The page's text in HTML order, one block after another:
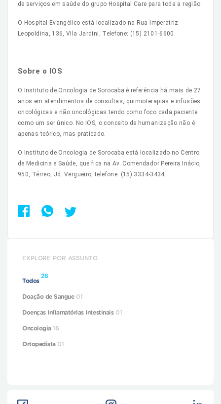
de serviços em saúde do grupo Hospital Care para toda a região.
O Hospital Evangélico está localizado na Rua Imperatriz
Leopoldina, 136, Vila Jardini. Telefone: (15) 2101-6600.
Sobre o IOS
O Instituto de Oncologia de Sorocaba é referência há mais de 27
anos em atendimentos de consultas, quimioterapias e infusões
oncológicas e não oncológicas tendo como foco cada paciente
como um ser único. No IOS, o conceito de humanização não é
apenas teórico, mas praticado.
O Instituto de Oncologia de Sorocaba está localizado no Centro
de Medicina e Saúde, que fica na Av. Comendador Pereira Inácio,
950, Térreo, Jd. Vergueiro, telefone: (15) 3334-3434.
EXPLORE POR ASSUNTO
Todos
28
Doação de Sangue 01
Doenças Inflamatórias Intestinais 01
Oncologia16
Ortopedista 01